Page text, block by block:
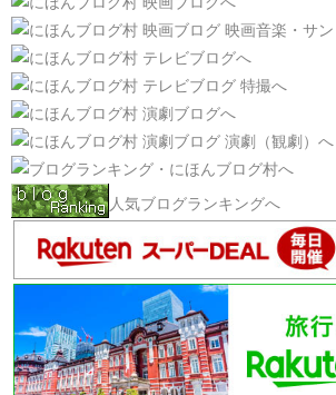
人気ブログランキングへ